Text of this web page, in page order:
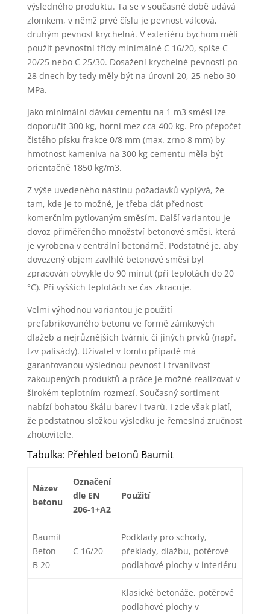
výsledného produktu. Ta se v současné době udává
zlomkem, v němž prvé číslu je pevnost válcová,
druhým pevnost krychelná. V exteriéru bychom měli
použít pevnostní třídy minimálně C 16/20, spíše C
20/25 nebo C 25/30. Dosažení krychelné pevnosti po
28 dnech by tedy měly být na úrovni 20, 25 nebo 30
MPa.
Jako minimální dávku cementu na 1 m3 směsi lze
doporučit 300 kg, horní mez cca 400 kg. Pro přepočet
čistého písku frakce 0/8 mm (max. zrno 8 mm) by
hmotnost kameniva na 300 kg cementu měla být
orientačně 1850 kg/m3.
Z výše uvedeného nástinu požadavků vyplývá, že
tam, kde je to možné, je třeba dát přednost
komerčním pytlovaným směsím. Další variantou je
dovoz přiměřeného množství betonové směsi, která
je vyrobena v centrální betonárně. Podstatné je, aby
dovezený objem zavlhlé betonové směsi byl
zpracován obvykle do 90 minut (při teplotách do 20
°C). Při vyšších teplotách se čas zkracuje.
Velmi výhodnou variantou je použití
prefabrikovaného betonu ve formě zámkových
dlažeb a nejrůznějších tvárnic či jiných prvků (např.
tzv palisády). Uživatel v tomto případě má
garantovanou výslednou pevnost i trvanlivost
zakoupených produktů a práce je možné realizovat v
širokém teplotním rozmezí. Současný sortiment
nabízí bohatou škálu barev i tvarů. I zde však platí,
že podstatnou složkou výsledku je řemeslná zručnost
zhotovitele.
Tabulka: Přehled betonů Baumit
Název
betonu
Označení
dle EN
206-1+A2
Použití
Baumit
Beton
B 20
C 16/20
Podklady pro schody,
překlady, dlažbu, potěrové
podlahové plochy v interiéru
Klasické betonáže, potěrové
podlahové plochy v